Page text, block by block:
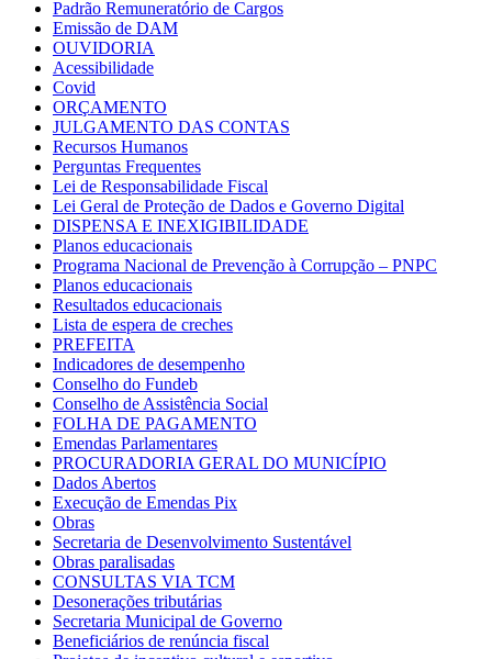
Padrão Remuneratório de Cargos
Emissão de DAM
OUVIDORIA
Acessibilidade
Covid
ORÇAMENTO
JULGAMENTO DAS CONTAS
Recursos Humanos
Perguntas Frequentes
Lei de Responsabilidade Fiscal
Lei Geral de Proteção de Dados e Governo Digital
DISPENSA E INEXIGIBILIDADE
Planos educacionais
Programa Nacional de Prevenção à Corrupção – PNPC
Planos educacionais
Resultados educacionais
Lista de espera de creches
PREFEITA
Indicadores de desempenho
Conselho do Fundeb
Conselho de Assistência Social
FOLHA DE PAGAMENTO
Emendas Parlamentares
PROCURADORIA GERAL DO MUNICÍPIO
Dados Abertos
Execução de Emendas Pix
Obras
Secretaria de Desenvolvimento Sustentável
Obras paralisadas
CONSULTAS VIA TCM
Desonerações tributárias
Secretaria Municipal de Governo
Beneficiários de renúncia fiscal